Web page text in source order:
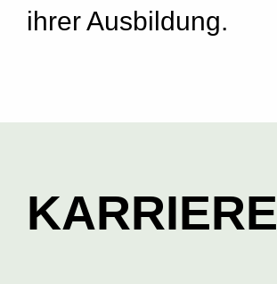
ihrer Ausbildung.
KARRIERE